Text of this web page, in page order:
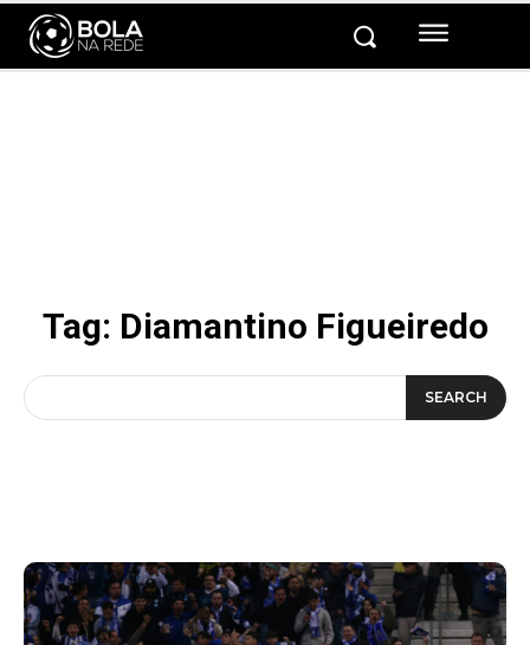
Tag: Diamantino Figueiredo
SEARCH